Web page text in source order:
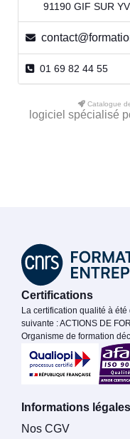
91190 GIF SUR
01 69 82 44 55
Catalogue
logiciel spécialisé
Certifications
La certification qualité à
suivante : ACTIONS DE
Organisme de formation
Informations légales
Nos CGV